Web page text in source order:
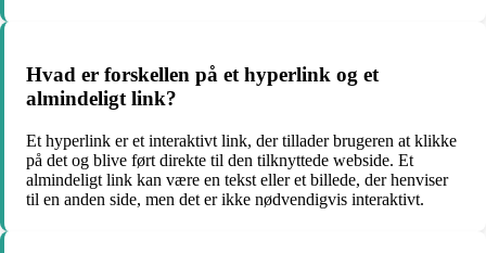
Hvad er forskellen på et hyperlink og et
almindeligt link?
Et hyperlink er et interaktivt link, der tillader brugeren at klikke
på det og blive ført direkte til den tilknyttede webside. Et
almindeligt link kan være en tekst eller et billede, der henviser
til en anden side, men det er ikke nødvendigvis interaktivt.